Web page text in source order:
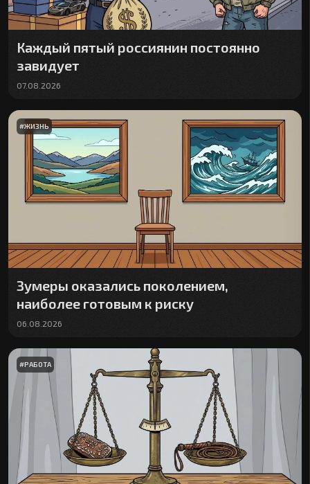
Каждый пятый россиянин постоянно
завидует
07.08.2026
#ЖИЗНЬ
Зумеры оказались поколением,
наиболее готовым к риску
06.08.2026
#РАБОТА